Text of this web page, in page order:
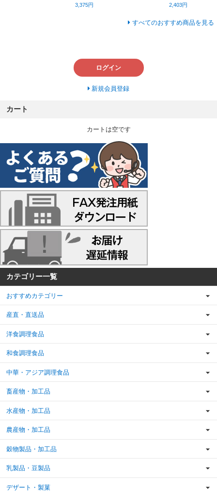
3,375円 2,403円
すべてのおすすめ商品を見る
ログイン
新規会員登録
カート
カートは空です
カテゴリー一覧
おすすめカテゴリー
産直・直送品
洋食調理食品
和食調理食品
中華・アジア調理食品
畜産物・加工品
水産物・加工品
農産物・加工品
穀物製品・加工品
乳製品・豆製品
デザート・製菓